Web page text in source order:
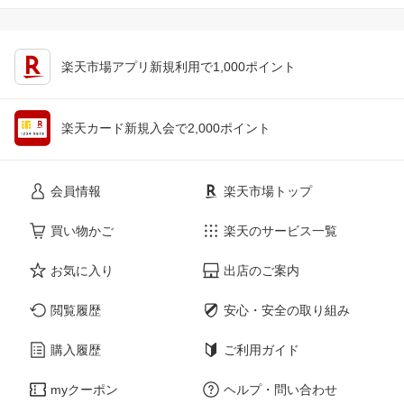
楽天市場アプリ新規利用で1,000ポイント
楽天カード新規入会で2,000ポイント
会員情報
買い物かご
お気に入り
閲覧履歴
購入履歴
myクーポン
楽天市場トップ
楽天のサービス一覧
出店のご案内
安心・安全の取り組み
ご利用ガイド
ヘルプ・問い合わせ